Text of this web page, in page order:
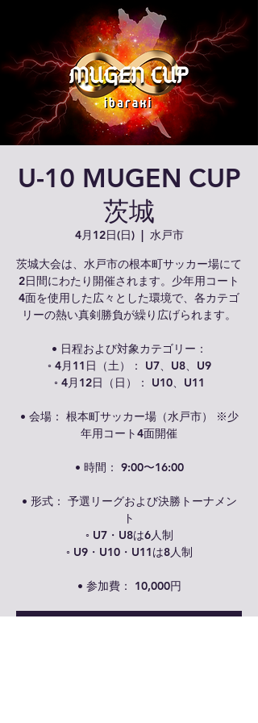
U-10 MUGEN CUP
茨城
4月12日(日)
  |
水戸市
茨城大会は、水戸市の根本町サッカー場にて
2日間にわたり開催されます。少年用コート
4面を使用した広々とした環境で、各カテゴ
リーの熱い真剣勝負が繰り広げられます。
• 日程および対象カテゴリー：
◦ 4月11日（土）： U7、U8、U9
◦ 4月12日（日）： U10、U11
• 会場： 根本町サッカー場（水戸市） ※少
年用コート4面開催
• 時間： 9:00〜16:00
• 形式： 予選リーグおよび決勝トーナメン
ト
◦ U7・U8は6人制
◦ U9・U10・U11は8人制
• 参加費： 10,000円